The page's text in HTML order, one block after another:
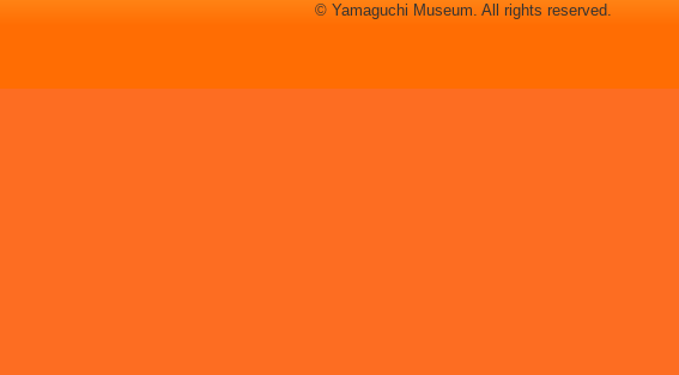
© Yamaguchi Museum. All rights reserved.